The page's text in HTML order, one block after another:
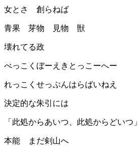
女とさ 創らねば
青果 芽物 見物 獣
壊れてる政
べっこくぼーえきとっこーへー
れっこくせっぷんはらばいねえ
決定的な朱引には
「此処からあいつ、此処からどいつ」
本能 まだ剣山へ